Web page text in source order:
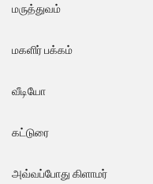
மருத்துவம்
மகளிர் பக்கம்
வீடியோ
கட்டுரை
அவ்வப்போது கிளாமர்